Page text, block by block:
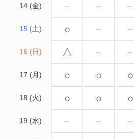
14 (金) － － －
15 (土) ○ － －
16 (日) △ － －
17 (月) ○ ○ ○
18 (火) ○ ○ ○
19 (水) － － －